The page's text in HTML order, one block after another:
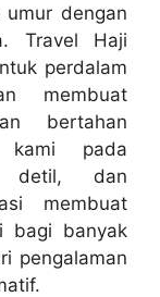
umur dengan
Travel Haji
perdalam
membuat
bertahan
kami pada
detil, dan
membuat
bagi banyak
pengalaman